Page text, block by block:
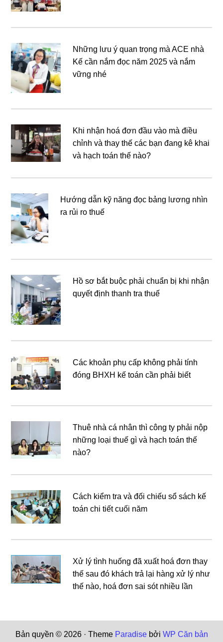
Những lưu ý quan trọng mà ACE nhà
Kế cần nắm đọc năm 2025 và nắm
vững nhé
Khi nhận hoá đơn đầu vào mà điều
chỉnh và thay thế các bạn đang kê khai
và hạch toán thế nào?
Hướng dẫn kỹ năng đọc bảng lương nhìn
ra rủi ro thuế
Hồ sơ bắt buộc phải chuẩn bị khi nhận
quyết định thanh tra thuế
Các khoản phụ cấp không phải tính
đóng BHXH kế toán cần phải biết
Thuê nhà cá nhân thì công ty phải nộp
những loại thuế gì và hạch toán thế
nào?
Cách kiểm tra và đối chiếu sổ sách kế
toán chi tiết cuối năm
Xử lý tình huống đã xuất hoá đơn thay
thế sau đó khách trả lại hàng xử lý như
thế nào, hoá đơn sai sót nhiều lần
Bản quyền © 2026 · Theme Paradisebởi WP Căn bản